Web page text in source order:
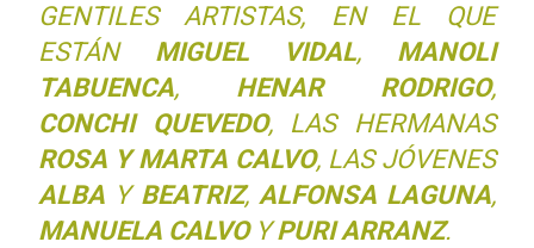
GENTILES ARTISTAS, EN EL QUE
ESTÁN MIGUEL VIDAL, MANOLI
TABUENCA, HENAR RODRIGO,
CONCHI QUEVEDO, LAS HERMANAS
ROSA Y MARTA CALVO, LAS JÓVENES
ALBA YBEATRIZ, ALFONSA LAGUNA,
MANUELA CALVOYPURI ARRANZ.